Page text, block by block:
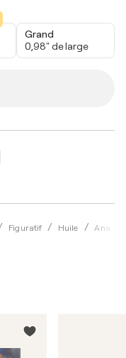
Figuratif Huile Ana
Grand
0,98" de large